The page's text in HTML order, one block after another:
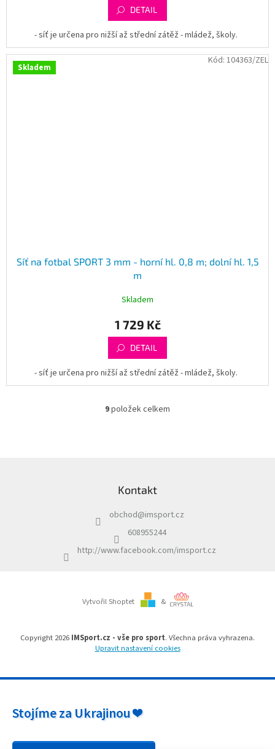
DETAIL
- síť je určena pro nižší až střední zátěž - mládež, školy.
Skladem
Síť na fotbal SPORT 3 mm - horní hl. 0,8 m; dolní hl. 1,5
m
Skladem
1 729 Kč
DETAIL
- síť je určena pro nižší až střední zátěž - mládež, školy.
Kód: 104363/ZEL
O
c
í
r
v
y
9položek celkem
Kontakt
obchod@imsport.cz
608955244
http://www.facebook.com/imsport.cz
Vytvořil Shoptet &
Copyright 2026 IMSport.cz - vše pro sport. Všechna práva vyhrazena.
Upravit nastavení cookies
Stojíme za Ukrajinou ❤️